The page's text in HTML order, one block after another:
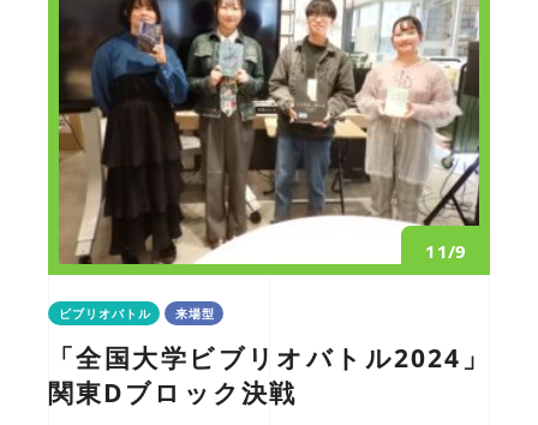
11/9
ビブリオバトル 来場型
「全国大学ビブリオバトル2024」
関東Dブロック決戦